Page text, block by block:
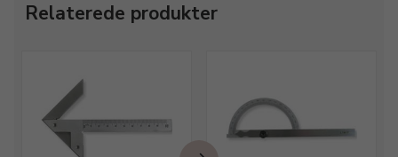
Relaterede produkter